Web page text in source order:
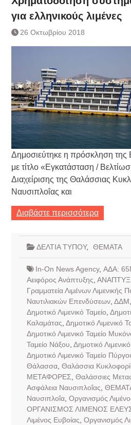
για ελληνικούς λιμένες
26 Οκτωβρίου 2018
Δημοσιεύτηκε η πρόσκληση
με τίτλο «Εγκατάσταση /
Διαχείρισης της Θαλάσσιας
Ναυσιπλοΐας και
Διαβάστε περισσότερα
ΔΕΛΤΙΑ ΤΥΠΟΥ, ΘΕΜΑΤΑ
In-On News Agency, ΑΔΑ:
Αειφόρος Ανάπτυξης
Γραμματεία Λιμένων Λιμενικής
Ναυτιλιακών Επενδύσεων, ΔΔΜ
Δημοτικό Λιμενικό Ταμείο
Καλαμάτας Δημοτικό Λιμενικό
Δημοτικό Λιμενικό Ταμείο
Ταμείο Νάξου Δημοτικό
Δημοτικό Λιμενικό Ταμείο
Θάλασσα, Θαλάσσια
ΜΕΤΑΦΟΡΕΣ Θαλάσσιες
Ασφάλεια Ναυσιπλοΐας
Ναυσιπλοΐα, Οργανισμός
ΟΡΓΑΝΙΣΜΟΣ ΛΙΜΕΝΟΣ
Λιμένος Ευβοίας Οργανισμός